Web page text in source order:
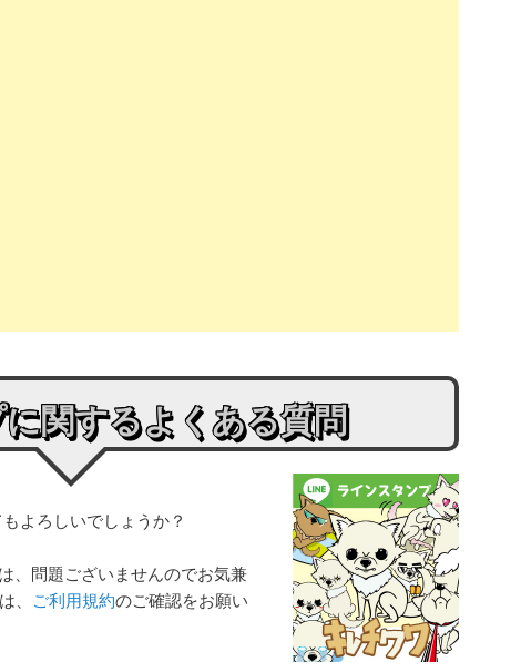
関するよくある質問
よろしいでしょうか？
、問題ございませんのでお気兼
、
ご利用規約のご確認をお願い